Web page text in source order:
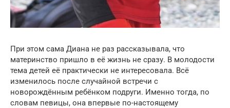
При этом сама Диана не раз рассказывала, что
материнство пришло в её жизнь не сразу. В молодости
тема детей её практически не интересовала. Всё
изменилось после случайной встречи с
новорождённым ребёнком подруги. Именно тогда, по
словам певицы, она впервые по-настоящему